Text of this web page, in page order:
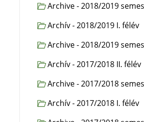
Archive - 2018/2019
Archív - 2018/2019 I. félév
Archive - 2018/2019
Archív - 2017/2018 II. félév
Archive - 2017/2018
Archív - 2017/2018 I. félév